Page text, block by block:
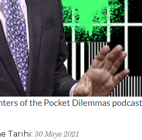
Tarihi: 30 Mayıs 2021